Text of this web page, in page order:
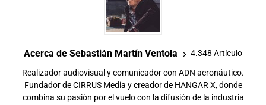
Acerca de Sebastián Martín Ventola 4.348 Artículo
Realizador audiovisual y comunicador con ADN aeronáutico.
Fundador de CIRRUS Media y creador de HANGAR X, donde
combina su pasión por el vuelo con la difusión de la industria